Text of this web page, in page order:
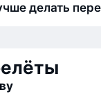
делать